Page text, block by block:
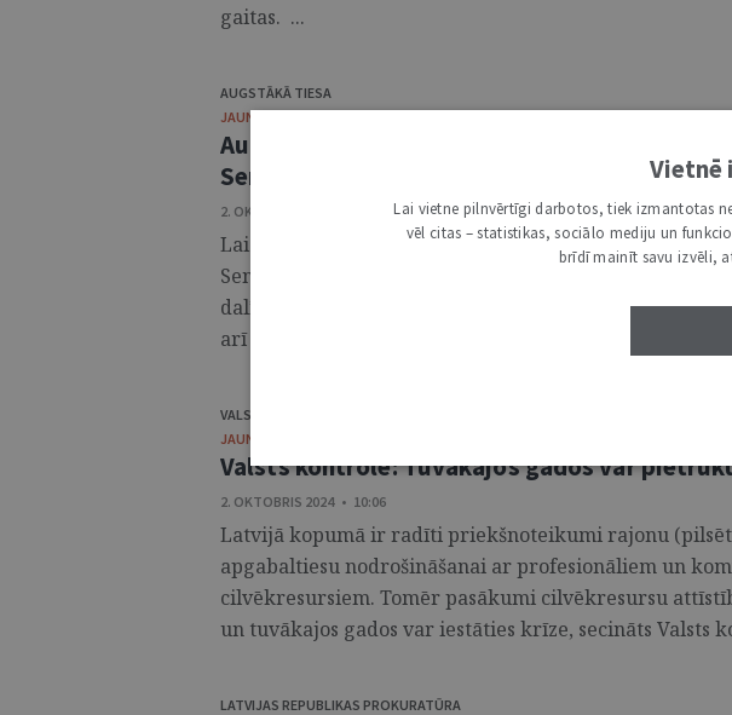
gaitas. ...
AUGSTĀKĀ TIESA
JAUNUMI
Augstākā tiesa jautā par lietu dalībnieku
Senātā
2. OKTOBRIS 2024 • 10:12
Lai noskaidrotu tiesas klientu vērtējumu par
Senāta nolēmumiem ne kampaņveidīgās aptaujās, bet
dalībnieki līdz ar Senāta nolēmumu turpmāk e-pastā
arī aicinājumu piedalīties tiesas klientu aptaujā. ...
VALSTS KONTROLE
JAUNUMI
Valsts kontrole: Tuvākajos gados var
2. OKTOBRIS 2024 • 10:06
Latvijā kopumā ir radīti priekšnoteikumi rajonu
apgabaltiesu nodrošināšanai ar profesionāliem un
cilvēkresursiem. Tomēr pasākumi cilvēkresursu
un tuvākajos gados var iestāties krīze, secināts Valsts
LATVIJAS REPUBLIKAS PROKURATŪRA
Vietnē
Lai vietne pilnvērtīgi darbotos, tiek izmantotas
vēl citas – statistikas, sociālo mediju un
brīdī mainīt savu izvēli,